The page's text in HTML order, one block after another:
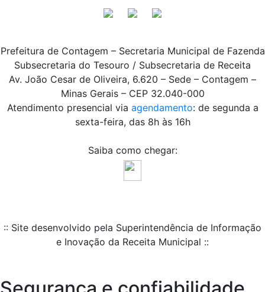
Prefeitura de Contagem – Secretaria Municipal de Fazenda
Subsecretaria do Tesouro / Subsecretaria de Receita
Av. João Cesar de Oliveira, 6.620 – Sede – Contagem –
Minas Gerais – CEP 32.040-000
Atendimento presencial via agendamento: de segunda a
sexta-feira, das 8h às 16h
Saiba como chegar:
:: Site desenvolvido pela Superintendência de Informação
e Inovação da Receita Municipal ::